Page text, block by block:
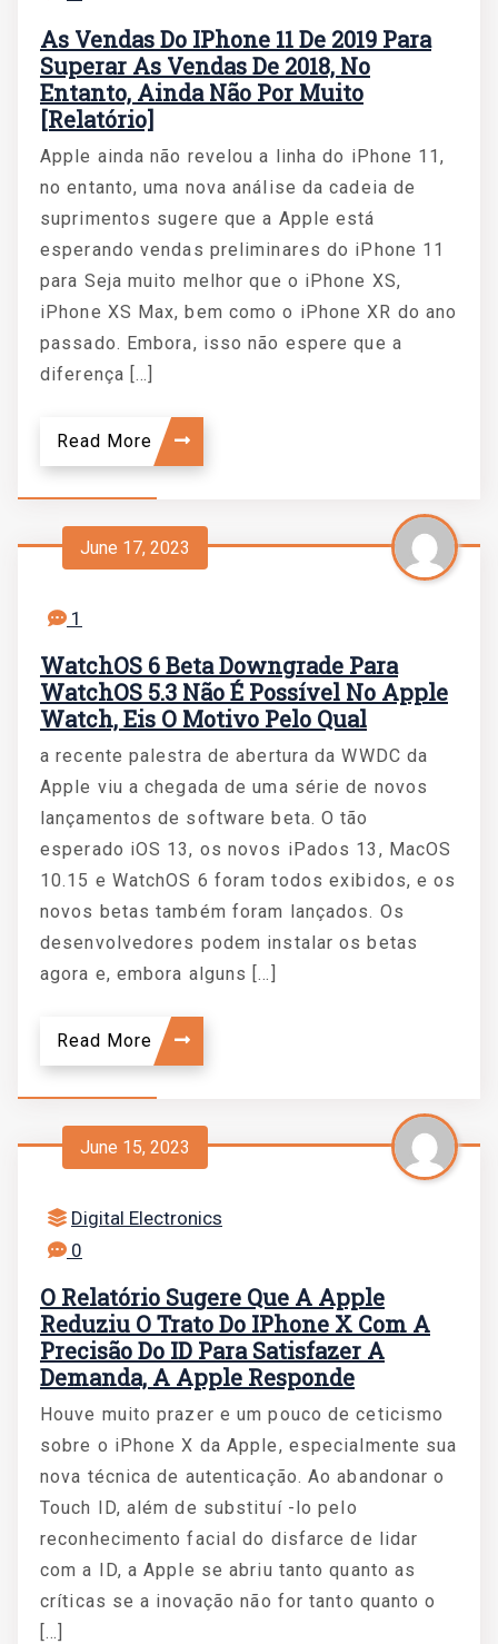
As Vendas Do IPhone 11 De 2019 Para
Superar As Vendas De 2018, No
Entanto, Ainda Não Por Muito
[relatório]
Apple ainda não revelou a linha do iPhone 11,
no entanto, uma nova análise da cadeia de
suprimentos sugere que a Apple está
esperando vendas preliminares do iPhone 11
para Seja muito melhor que o iPhone XS,
iPhone XS Max, bem como o iPhone XR do ano
passado. Embora, isso não espere que a
diferença […]
Read More
June 17, 2023
1
WatchOS 6 Beta Downgrade Para
WatchOS 5.3 Não É Possível No Apple
Watch, Eis O Motivo Pelo Qual
a recente palestra de abertura da WWDC da
Apple viu a chegada de uma série de novos
lançamentos de software beta. O tão
esperado iOS 13, os novos iPados 13, MacOS
10.15 e WatchOS 6 foram todos exibidos, e os
novos betas também foram lançados. Os
desenvolvedores podem instalar os betas
agora e, embora alguns […]
Read More
June 15, 2023
Digital Electronics
0
O Relatório Sugere Que A Apple
Reduziu O Trato Do IPhone X Com A
Precisão Do ID Para Satisfazer A
Demanda, A Apple Responde
Houve muito prazer e um pouco de ceticismo
sobre o iPhone X da Apple, especialmente sua
nova técnica de autenticação. Ao abandonar o
Touch ID, além de substituí -lo pelo
reconhecimento facial do disfarce de lidar
com a ID, a Apple se abriu tanto quanto as
críticas se a inovação não for tanto quanto o
[…]